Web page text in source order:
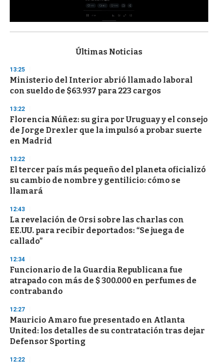
s
d
s
o
f
3
s
e
c
o
d
s
Últimas Noticias
13:25
Ministerio del Interior abrió llamado laboral
con sueldo de $63.937 para 223 cargos
13:22
Florencia Núñez: su gira por Uruguay y el consejo
de Jorge Drexler que la impulsó a probar suerte
en Madrid
13:22
El tercer país más pequeño del planeta oficializó
su cambio de nombre y gentilicio: cómo se
llamará
12:43
La revelación de Orsi sobre las charlas con
EE.UU. para recibir deportados: “Se juega de
callado”
12:34
Funcionario de la Guardia Republicana fue
atrapado con más de $ 300.000 en perfumes de
contrabando
12:27
Mauricio Amaro fue presentado en Atlanta
United: los detalles de su contratación tras dejar
Defensor Sporting
12:22